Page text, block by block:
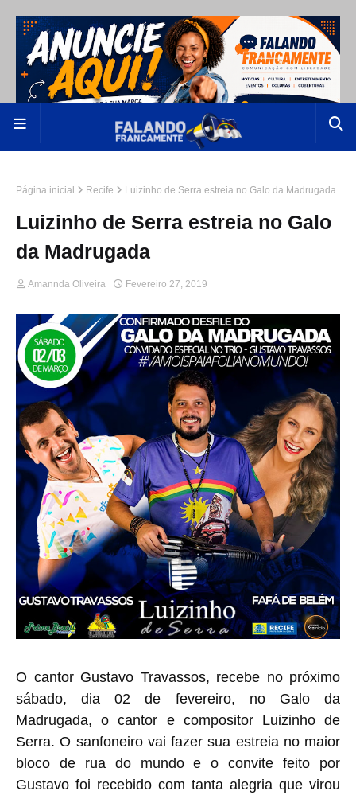
Página inicial Recife Luizinho de Serra estreia no Galo da Madrugada
Luizinho de Serra estreia no Galo
da Madrugada
Amannda Oliveira Fevereiro 27, 2019
O cantor Gustavo Travassos, recebe no próximo
sábado, dia 02 de fevereiro, no Galo da
Madrugada, o cantor e compositor Luizinho de
Serra. O sanfoneiro vai fazer sua estreia no maior
bloco de rua do mundo e o convite feito por
Gustavo foi recebido com tanta alegria que virou